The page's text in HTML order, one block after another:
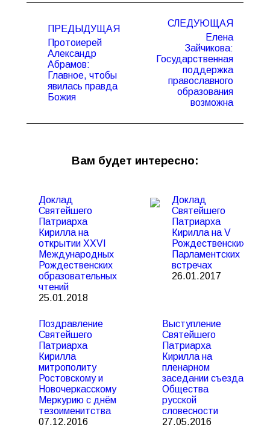
записям
ПРЕДЫДУЩАЯ
Предыдущая
запись:
Протоиерей
Александр
Абрамов:
Главное, чтобы
явилась правда
Божия
СЛЕДУЮЩАЯ
Следующая
запись:
Елена
Зайчикова:
Государственная
поддержка
православного
образования
возможна
Вам будет интересно:
Доклад
Святейшего
Патриарха
Кирилла на
открытии XXVI
Международных
Рождественских
образовательных
чтений
25.01.2018
Доклад
Святейшего
Патриарха
Кирилла на V
Рождественских
Парламентских
встречах
26.01.2017
Поздравление
Святейшего
Патриарха
Кирилла
митрополиту
Ростовскому и
Новочеркасскому
Меркурию с днём
тезоименитства
07.12.2016
Выступление
Святейшего
Патриарха
Кирилла на
пленарном
заседании съезда
Общества
русской
словесности
27.05.2016